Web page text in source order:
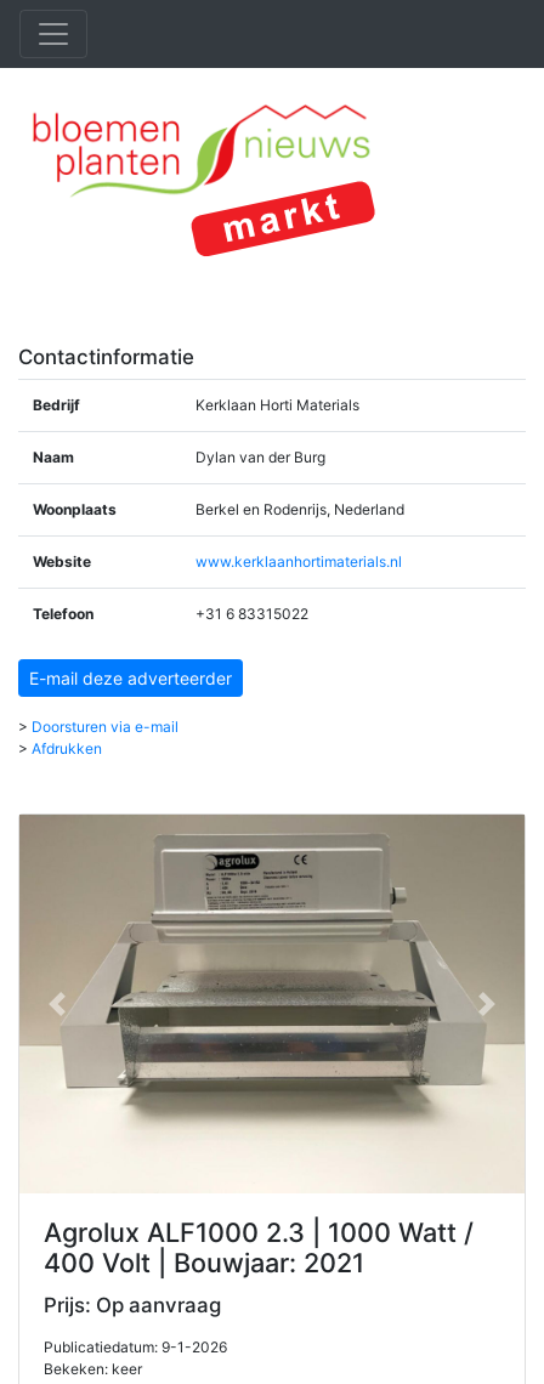
Contactinformatie
Bedrijf Kerklaan Horti Materials
Naam Dylan van der Burg
Woonplaats Berkel en Rodenrijs, Nederland
Website www.kerklaanhortimaterials.nl
Telefoon +31 6 83315022
E-mail deze adverteerder
> Doorsturen via e-mail
> Afdrukken
vorige
Agrolux ALF1000 2.3 | 1000 Watt /
400 Volt | Bouwjaar: 2021
Prijs: Op aanvraag
Publicatiedatum: 9-1-2026
Bekeken: keer